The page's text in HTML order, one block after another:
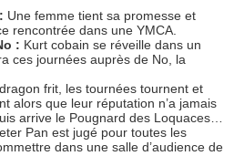
Une femme tient sa promesse et
rencontrée dans une YMCA.
: Kurt cobain se réveille dans un
ces journées auprès de No, la
frit, les tournées tournent et
alors que leur réputation n’a jamais
arrive le Pougnard des Loquaces…
Pan est jugé pour toutes les
dans une salle d’audience de